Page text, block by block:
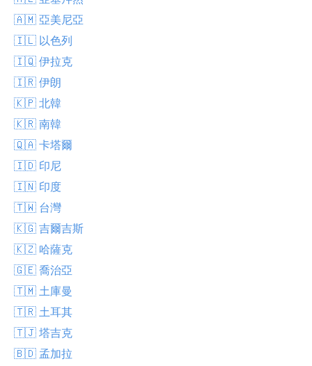
🇦🇲 亞美尼亞
🇮🇱 以色列
🇮🇶 伊拉克
🇮🇷 伊朗
🇰🇵 北韓
🇰🇷 南韓
🇶🇦 卡塔爾
🇮🇩 印尼
🇮🇳 印度
🇹🇼 台灣
🇰🇬 吉爾吉斯
🇰🇿 哈薩克
🇬🇪 喬治亞
🇹🇲 土庫曼
🇹🇷 土耳其
🇹🇯 塔吉克
🇧🇩 孟加拉